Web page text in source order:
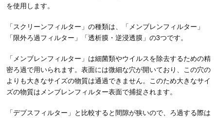
を使用します。
「スクリーンフィルター」の種類は、「メンブレンフィルター」
「限外ろ過フィルター」「透析膜・逆浸透膜」の3つです。
「メンブレンフィルター」は細菌類やウイルスを除去するための精
密ろ過で用いられます。表面には微細な穴が開いており、この穴の
よりも大きなサイズの物質は通過できません。このため大きなサイ
ズの物質はメンブレンフィルター表面で捕捉されます。
「デプスフィルター」と比較すると間隙が狭いので、ろ過する際は